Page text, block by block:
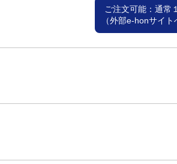
ご注文可能：通常
（外部e-honサイト